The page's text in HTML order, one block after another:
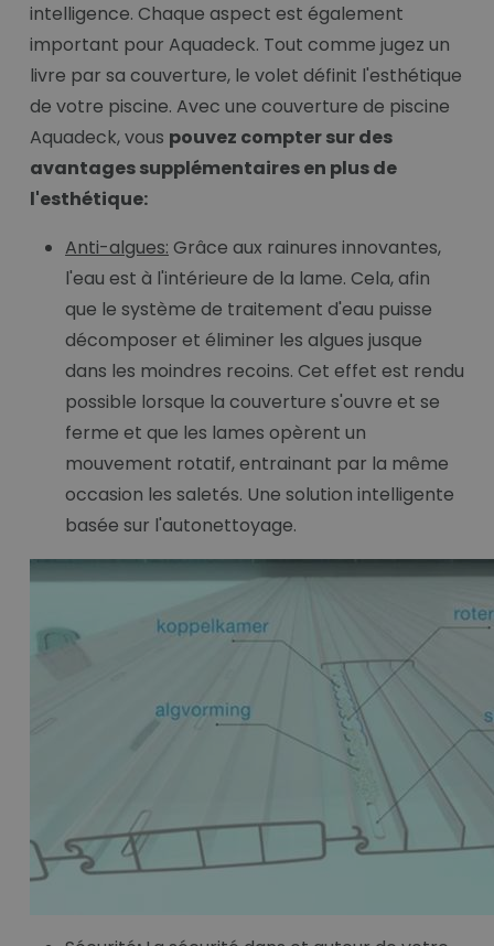
intelligence. Chaque aspect est également
important pour Aquadeck. Tout comme jugez un
livre par sa couverture, le volet définit l'esthétique
de votre piscine. Avec une couverture de piscine
Aquadeck, vous pouvez compter sur des
avantages supplémentaires en plus de
l'esthétique:
Anti-algues: Grâce aux rainures innovantes,
l'eau est à l'intérieure de la lame. Cela, afin
que le système de traitement d'eau puisse
décomposer et éliminer les algues jusque
dans les moindres recoins. Cet effet est rendu
possible lorsque la couverture s'ouvre et se
ferme et que les lames opèrent un
mouvement rotatif, entrainant par la même
occasion les saletés. Une solution intelligente
basée sur l'autonettoyage.